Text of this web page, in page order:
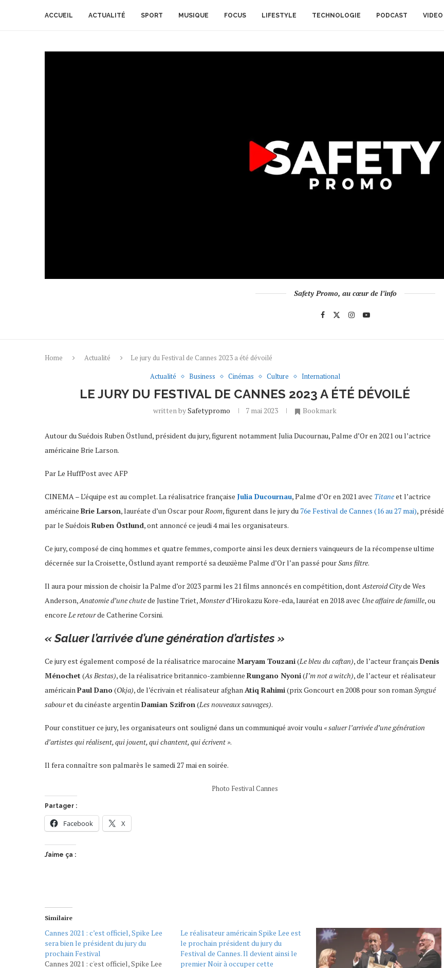
ACCUEIL ACTUALITÉ SPORT MUSIQUE FOCUS LIFESTYLE TECHNOLOGIE PODCAST VIDEO
Safety Promo, au cœur de l’info
Home Actualité
Le jury du Festival de Cannes 2023 a été dévoilé
Actualité
Business Cinémas Culture International
LE JURY DU FESTIVAL DE CANNES 2023 A ÉTÉ DÉVOILÉ
written bySafetypromo 7 mai 2023 Bookmark
Autour du Suédois Ruben Östlund, président du jury, figurent notamment Julia Ducournau, Palme d’Or en 2021 ou l’actrice
américaine Brie Larson.
Par Le HuffPost avec AFP
CINEMA – L’équipe est au complet. La réalisatrice française Julia Ducournau, Palme d’Or en 2021 avec Titaneet l’actrice
américaine Brie Larson, lauréate d’un Oscar pourRoom, figurent dans le jury du 76e Festival de Cannes (16 au 27 mai), présidé
par le Suédois Ruben Östlund, ont annoncé ce jeudi 4 mai les organisateurs.
Ce jury, composé de cinq hommes et quatre femmes, comporte ainsi les deux derniers vainqueurs de la récompense ultime
décernée sur la Croisette, Östlund ayant remporté sa deuxième Palme d’Or l’an passé pourSans filtre.
Il aura pour mission de choisir la Palme d’or 2023 parmi les 21 films annoncés en compétition, dontAsteroid Cityde Wes
Anderson,Anatomie d’une chutede Justine Triet,Monsterd’Hirokazu Kore-eda, lauréat en 2018 avec Une affaire de famille, ou
encore Le retourde Catherine Corsini.
« Saluer l’arrivée d’une génération d’artistes »
Ce jury est également composé de la réalisatrice marocaine Maryam Touzani(Le bleu du caftan), de l’acteur français Denis
Ménochet (As Bestas), de la réalisatrice britannico-zambienne Rungano Nyoni(I’m not a witch), de l’acteur et réalisateur
américainPaul Dano(Okja), de l’écrivain et réalisateur afghanAtiq Rahimi(prix Goncourt en 2008 pour son romanSyngué
sabouret du cinéaste argentinDamian Szifron(Les nouveaux sauvages).
Pour constituer ce jury, les organisateurs ont souligné dans un communiqué avoir voulu« saluer l’arrivée d’une génération
d’artistes qui réalisent, qui jouent, qui chantent, qui écrivent ».
Il fera connaître son palmarès le samedi 27 mai en soirée.
Photo Festival Cannes
Partager :
Facebook X
J’aime ça :
Similaire
Cannes 2021 : c’est officiel, Spike Lee
sera bien le président du jury du
prochain Festival
Cannes 2021 : c'est officiel, Spike Lee
Le réalisateur américain Spike Lee est
le prochain président du jury du
Festival de Cannes. Il devient ainsi le
premier Noir à occuper cette